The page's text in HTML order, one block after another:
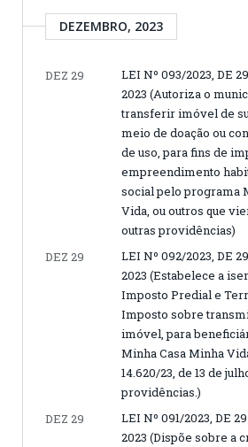
DEZEMBRO, 2023
DEZ 29
LEI Nº 093/2023, DE
2023 (Autoriza o
transferir imóvel de
meio de doação ou
de uso, para fins de
empreendimento
social pelo programa
Vida, ou outros que
outras providências)
DEZ 29
LEI Nº 092/2023, DE
2023 (Estabelece a
Imposto Predial e
Imposto sobre
imóvel, para
Minha Casa Minha
14.620/23, de 13 de
providências.)
DEZ 29
LEI Nº 091/2023, DE
2023 (Dispõe sobre a